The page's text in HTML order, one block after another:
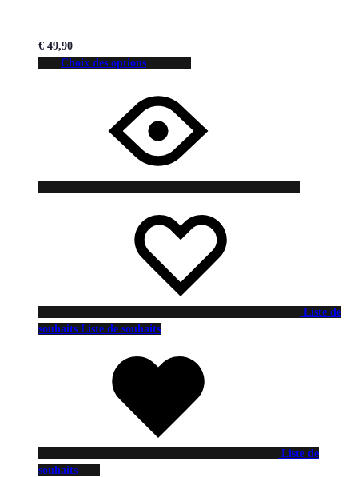
€ 49,90
Choix des options
Liste de
souhaits Liste de souhaits
Liste de
souhaits